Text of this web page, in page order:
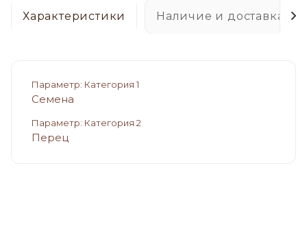
Характеристики Наличие и доставка
Параметр: Категория 1
Семена
Параметр: Категория 2
Перец